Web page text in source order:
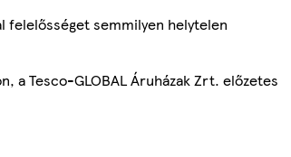
felelősséget semmilyen helytelen
a Tesco-GLOBAL Áruházak Zrt. előzetes